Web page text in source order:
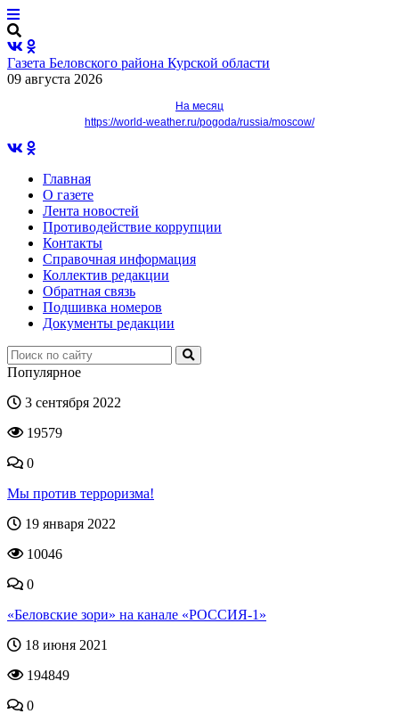
Газета Беловского района Курской области
09 августа 2026
На месяц
https://world-weather.ru/pogoda/russia/moscow/
Главная
О газете
Лента новостей
Противодействие коррупции
Контакты
Справочная информация
Коллектив редакции
Обратная связь
Подшивка номеров
Документы редакции
Популярное
3 сентября 2022
19579
0
Мы против терроризма!
19 января 2022
10046
0
«Беловские зори» на канале «РОССИЯ-1»
18 июня 2021
194849
0